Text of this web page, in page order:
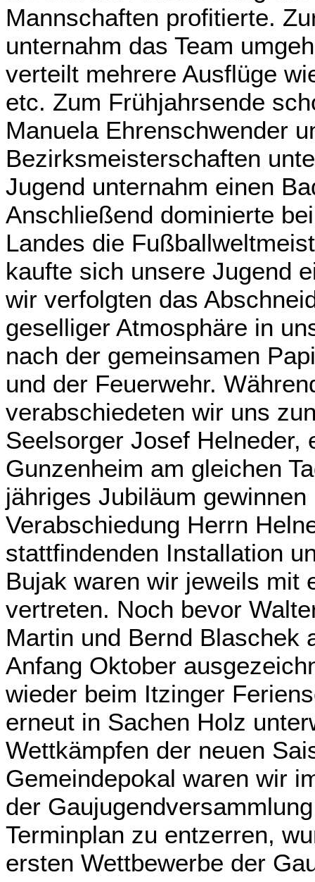
Mannschaften profitierte.
unternahm das Team
verteilt mehrere Ausflüge
etc. Zum Frühjahrsende
Manuela Ehrenschwender
Bezirksmeisterschaften
Jugend unternahm einen
Anschließend dominierte
Landes die
kaufte sich unsere Jugend
wir verfolgten das
geselliger Atmosphäre in
nach der gemeinsamen
und der Feuerwehr.
verabschiedeten wir uns
Seelsorger Josef Helneder,
Gunzenheim am gleichen
jähriges Jubiläum
Verabschiedung Herrn
stattfindenden Installation
Bujak waren wir jeweils mit
vertreten. Noch bevor
Martin und Bernd Blaschek
Anfang Oktober
wieder beim Itzinger
erneut in Sachen Holz
Wettkämpfen der neuen
Gemeindepokal waren wir
der
Terminplan zu entzerren,
ersten Wettbewerbe der